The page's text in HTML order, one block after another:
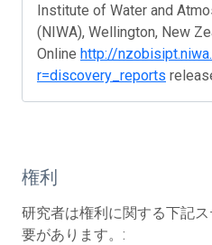
Institute of Water and
(NIWA), Wellington, New
Online http://
r=discovery_reports
権利
研究者は権利に関する下記
要があります。: